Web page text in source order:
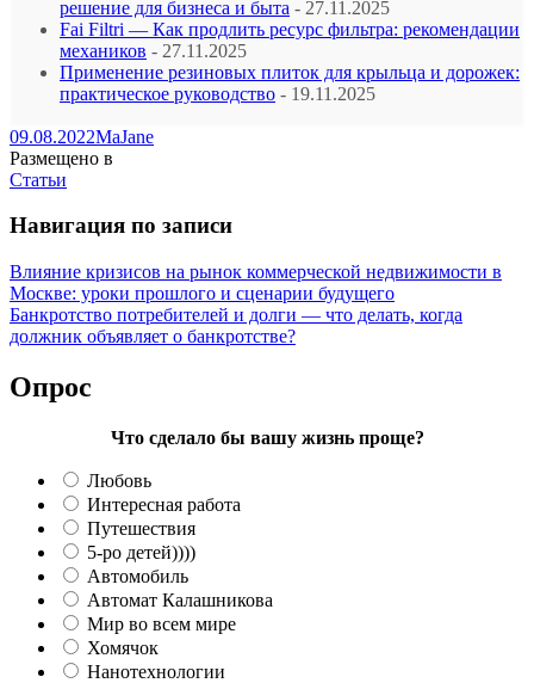
решение для бизнеса и быта - 27.11.2025
Fai Filtri — Как продлить ресурс фильтра: рекомендации
механиков - 27.11.2025
Применение резиновых плиток для крыльца и дорожек:
практическое руководство - 19.11.2025
09.08.2022MaJane
Размещено в
Статьи
Навигация по записи
Влияние кризисов на рынок коммерческой недвижимости в
Москве: уроки прошлого и сценарии будущего
Банкротство потребителей и долги — что делать, когда
должник объявляет о банкротстве?
Опрос
Что сделало бы вашу жизнь проще?
Любовь
Интересная работа
Путешествия
5-ро детей))))
Автомобиль
Автомат Калашникова
Мир во всем мире
Хомячок
Нанотехнологии